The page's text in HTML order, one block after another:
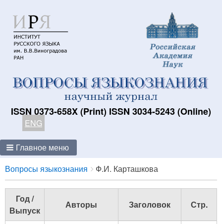
ISSN 0373-658X (Print) ISSN 3034-5243 (Online)
ENG
Главное меню
Breadcrumbs
You
are
here:
Вопросы языкознания Ф.И. Карташкова
Год /
Выпуск
Авторы Заголовок Стр.